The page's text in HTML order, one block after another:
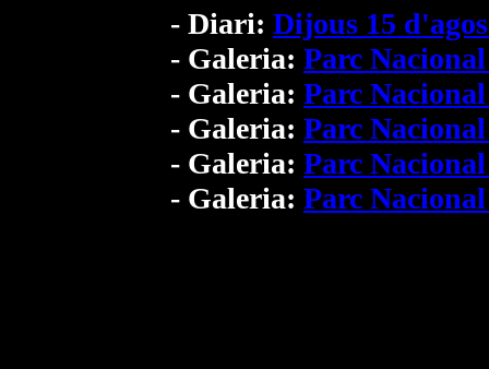
- Diari: Dijous 15
- Galeria: Parc
- Galeria: Parc
- Galeria: Parc
- Galeria: Parc
- Galeria: Parc